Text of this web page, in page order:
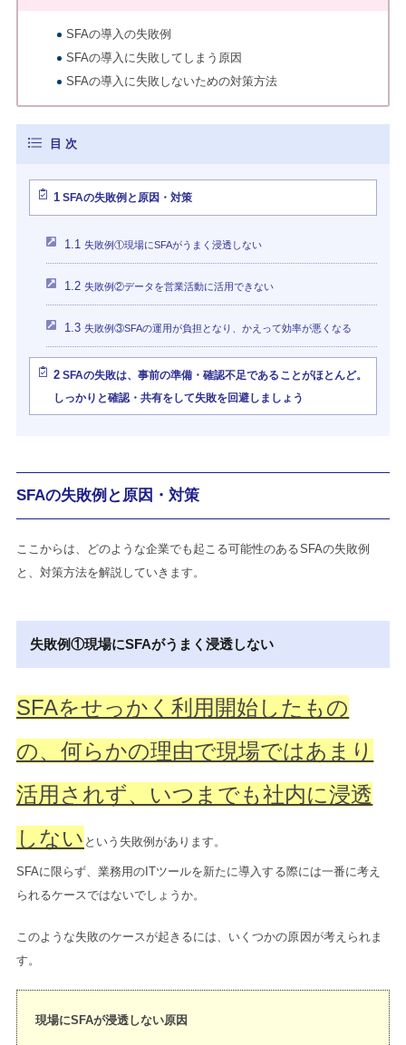
SFAの導入の失敗例
SFAの導入に失敗してしまう原因
SFAの導入に失敗しないための対策方法
1SFAの失敗例と原因・対策
1.1 失敗例①現場にSFAがうまく浸透しない
1.2 失敗例②データを営業活動に活用できない
1.3 失敗例③SFAの運用が負担となり、かえって効率が悪くなる
2SFAの失敗は、事前の準備・確認不足であることがほとんど。
しっかりと確認・共有をして失敗を回避しましょう
SFAの失敗例と原因・対策
ここからは、どのような企業でも起こる可能性のあるSFAの失敗例
と、対策方法を解説していきます。
失敗例①現場にSFAがうまく浸透しない
SFAをせっかく利用開始したもの
の、何らかの理由で現場ではあまり
活用されず、いつまでも社内に浸透
しない という失敗例があります。
SFAに限らず、業務用のITツールを新たに導入する際には一番に考え
られるケースではないでしょうか。
このような失敗のケースが起きるには、いくつかの原因が考えられま
す。
現場にSFAが浸透しない原因